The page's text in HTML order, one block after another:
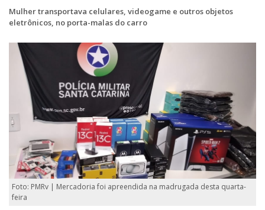
Mulher transportava celulares, videogame e outros objetos
eletrônicos, no porta-malas do carro
Foto: PMRv | Mercadoria foi apreendida na madrugada desta quarta-
feira